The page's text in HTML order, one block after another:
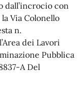
dall’incrocio con
Via Colonello
n.
dei Lavori
Pubblica
A Del